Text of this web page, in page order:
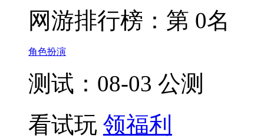
网游排行榜： 第 0名
角色扮演
测试：08-03 公测
看试玩 领福利